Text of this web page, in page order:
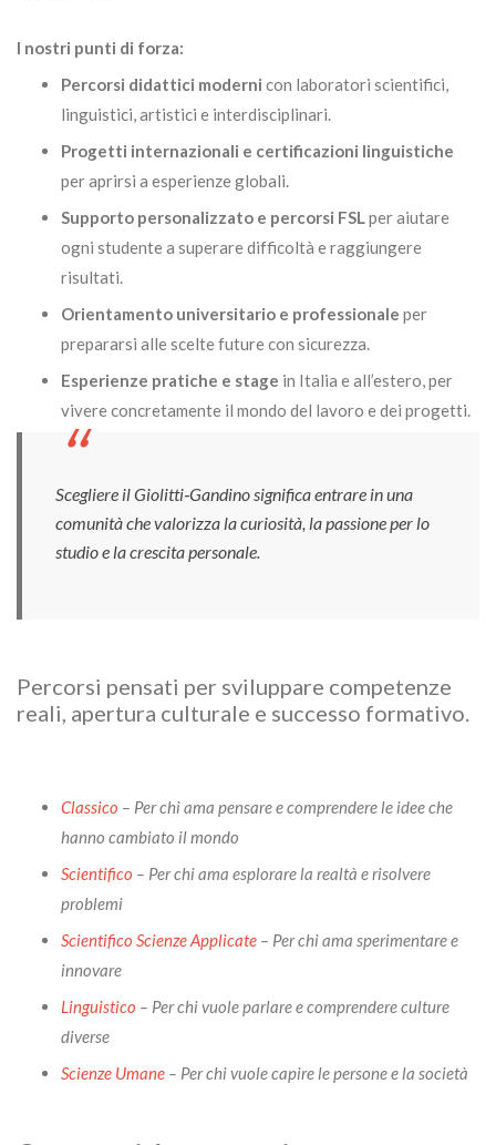
I nostri punti di forza:
Percorsi didattici moderni con laboratori scientifici,
linguistici, artistici e interdisciplinari.
Progetti internazionali e certificazioni linguistiche
per aprirsi a esperienze globali.
Supporto personalizzato e percorsi FSLper aiutare
ogni studente a superare difficoltà e raggiungere
risultati.
Orientamento universitario e professionale per
prepararsi alle scelte future con sicurezza.
Esperienze pratiche e stage in Italia e all’estero, per
vivere concretamente il mondo del lavoro e dei progetti.
Scegliere il Giolitti‑Gandino significa entrare in una
comunità che valorizza la curiosità, la passione per lo
studio e la crescita personale.
Percorsi pensati per sviluppare competenze
reali, apertura culturale e successo formativo.
Classico – Per chi ama pensare e comprendere le idee che
hanno cambiato il mondo
Scientifico – Per chi ama esplorare la realtà e risolvere
problemi
Scientifico Scienze Applicate – Per chi ama sperimentare e
innovare
Linguistico – Per chi vuole parlare e comprendere culture
diverse
Scienze Umane – Per chi vuole capire le persone e la società